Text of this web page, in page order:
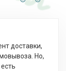
доставки,
Но,